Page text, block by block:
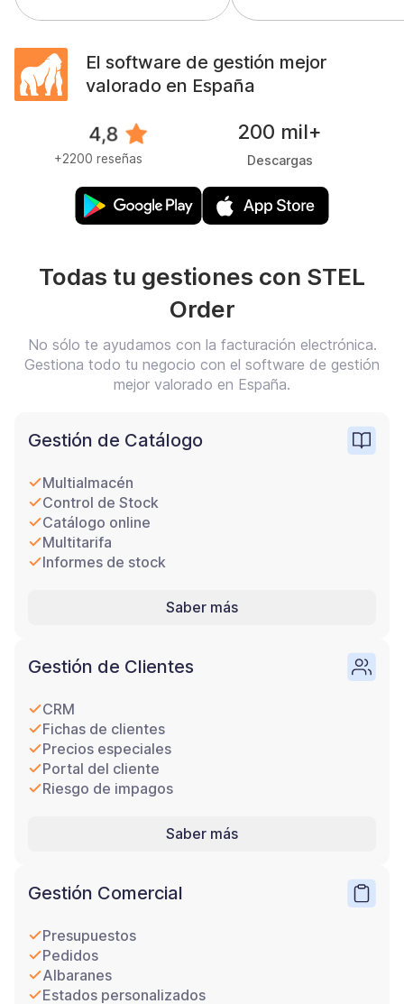
El software de gestión mejor
valorado en España
+2200 reseñas
200 mil+
Descargas
Todas tu gestiones con STEL
Order
No sólo te ayudamos con la facturación electrónica.
Gestiona todo tu negocio con el software de gestión
mejor valorado en España.
Gestión de Catálogo
Multialmacén
Control de Stock
Catálogo online
Multitarifa
Informes de stock
Saber más
Gestión de Clientes
CRM
Fichas de clientes
Precios especiales
Portal del cliente
Riesgo de impagos
Saber más
Gestión Comercial
Presupuestos
Pedidos
Albaranes
Estados personalizados